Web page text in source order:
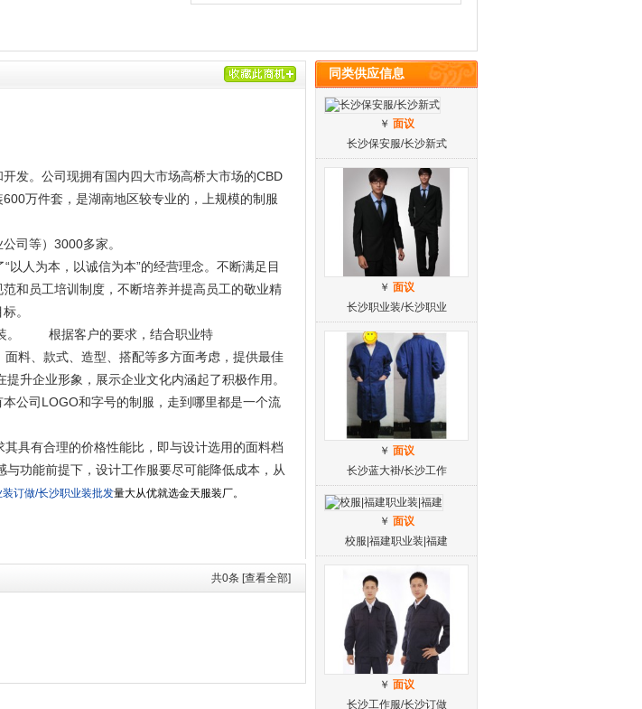
。公司现拥有国内四大市场高桥大市场的CBD
万件套，是湖南地区较专业的，上规模的制服
司等）3000多家。
人为本，以诚信为本”的经营理念。不断满足目
和员工培训制度，不断培养并提高员工的敬业精
。
。 根据客户的要求，结合职业特
料、款式、造型、搭配等多方面考虑，提供最佳
企业形象，展示企业文化内涵起了积极作用。
公司LOGO和字号的制服，走到哪里都是一个流
具有合理的价格性能比，即与设计选用的面料档
能前提下，设计工作服要尽可能降低成本，从
装订做/长沙职业装批发量大从优就选金天服装厂。
共0条 [查看全部]
同类供应信息
￥ 面议
长沙保安服/长沙新式
￥ 面议
长沙职业装/长沙职业
￥ 面议
长沙蓝大褂/长沙工作
￥ 面议
校服|福建职业装|福建
￥ 面议
长沙工作服/长沙订做